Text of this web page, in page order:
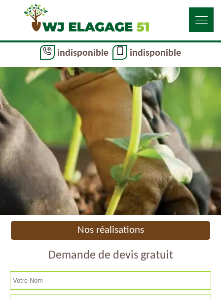
indisponible indisponible
Nos réalisations
Demande de devis gratuit